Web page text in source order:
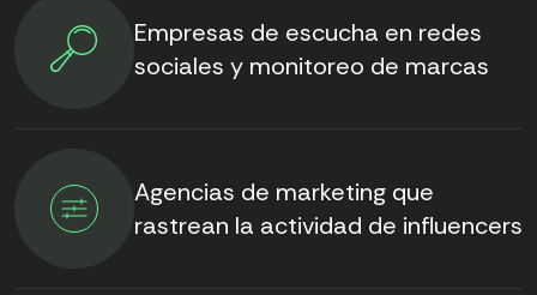
Empresas de escucha en redes
sociales y monitoreo de marcas
Agencias de marketing que
rastrean la actividad de influencers